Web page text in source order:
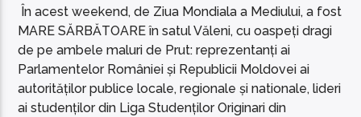
În acest weekend, de Ziua Mondiala a Mediului, a fost
MARE SĂRBĂTOARE în satul Văleni, cu oaspeți dragi
de pe ambele maluri de Prut: reprezentanți ai
Parlamentelor României și Republicii Moldovei ai
autorităților publice locale, regionale și nationale, lideri
ai studenților din Liga Studenților Originari din